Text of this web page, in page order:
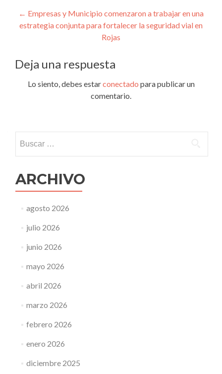
Navegación
de
← Empresas y Municipio comenzaron a trabajar en una
estrategia conjunta para fortalecer la seguridad vial en
Rojas
Deja una respuesta
Lo siento, debes estarconectado para publicar un
comentario.
ARCHIVO
agosto 2026
julio 2026
junio 2026
mayo 2026
abril 2026
marzo 2026
febrero 2026
enero 2026
diciembre 2025